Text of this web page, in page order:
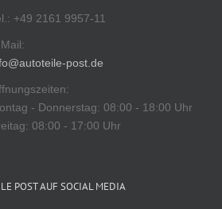
+49 2161 9957-11
post.de
- Donnerstag: 08:00 - 18:00 Uhr
08:00 - 17:00 Uhr
POST AUF SOCIAL MEDIA